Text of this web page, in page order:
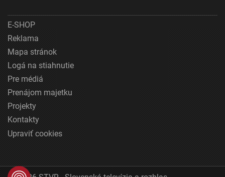
E-SHOP
Reklama
Mapa stránok
Logá na stiahnutie
Pre médiá
Prenájom majetku
Projekty
Kontakty
Upraviť cookies